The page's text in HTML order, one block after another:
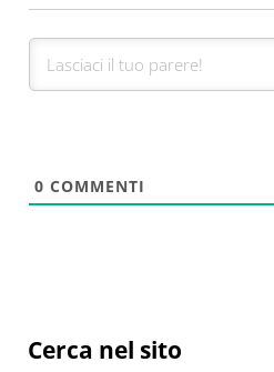
0 COMMENTI
Sidebar
Cerca nel sito